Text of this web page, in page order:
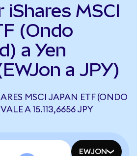
MSCI
(Ondo
a Yen
a JPY)
MSCI JAPAN ETF (ONDO
A 15.113,6656 JPY
EWJON